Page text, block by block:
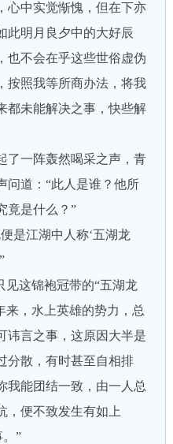
心中实觉惭愧，但在下亦
此明月良夕中的大好辰
也不会在乎这些世俗虚伪
按照我等所商办法，将我
都未能解决之事，快些解
一阵轰然喝采之声，青
问道：“此人是谁？他所
竟是什么？”
江湖中人称‘五湖龙
这锦袍冠带的“五湖龙
来，水上英雄的势力，总
讳言之事，这原因大半是
分散，有时甚至自相排
我能团结一致，由一人总
，便不致发生有如上
。”